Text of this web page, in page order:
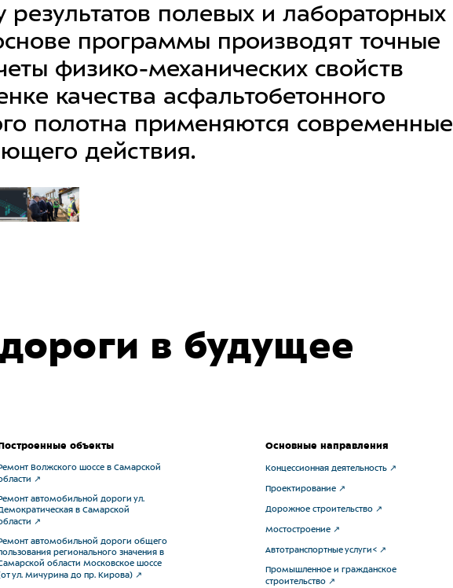
полевых и лабораторных
программы производят точные
физико-механических свойств
качества асфальтобетонного
полотна применяются современные
действия.
в будущее
объекты
Ремонт Волжского шоссе в Самарской
Ремонт автомобильной дороги ул.
в Самарской
Ремонт автомобильной дороги общего
регионального значения в
области Московское шоссе
ул. Мичурина до пр. Кирова)
Основные направления
Концессионная деятельность
Проектирование
Дорожное строительство
Мостостроение
Автотранспортные услуги<
Промышленное и гражданское
строительство